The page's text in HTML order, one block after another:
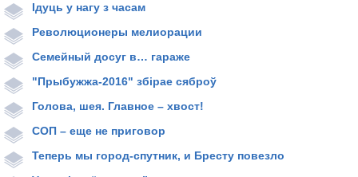
Ідуць у нагу з часам
Революционеры мелиорации
Семейный досуг в… гараже
"Прыбужжа-2016" збірае сяброў
Голова, шея. Главное – хвост!
СОП – еще не приговор
Теперь мы город-спутник, и Бресту повезло